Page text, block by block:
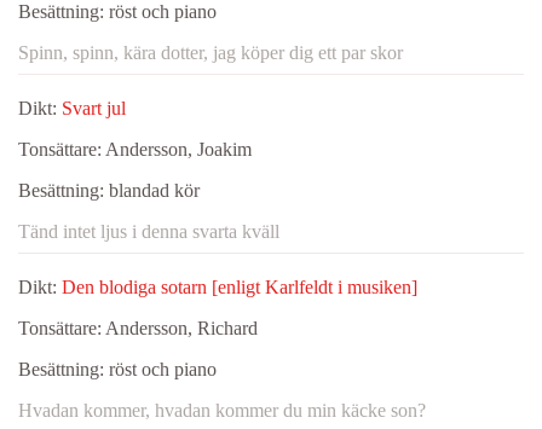
Besättning: röst och piano
Spinn, spinn, kära dotter, jag köper dig ett par skor
Dikt: Svart jul
Tonsättare: Andersson, Joakim
Besättning: blandad kör
Tänd intet ljus i denna svarta kväll
Dikt: Den blodiga sotarn [enligt Karlfeldt i musiken]
Tonsättare: Andersson, Richard
Besättning: röst och piano
Hvadan kommer, hvadan kommer du min käcke son?